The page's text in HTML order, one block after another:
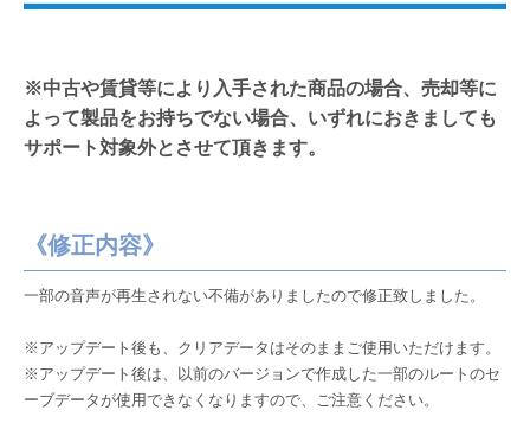
※中古や賃貸等により入手された商品の場合、売却等に
よって製品をお持ちでない場合、いずれにおきましても
サポート対象外とさせて頂きます。
《修正内容》
一部の音声が再生されない不備がありましたので修正致しました。
※アップデート後も、クリアデータはそのままご使用いただけます。
※アップデート後は、以前のバージョンで作成した一部のルートのセ
ーブデータが使用できなくなりますので、ご注意ください。